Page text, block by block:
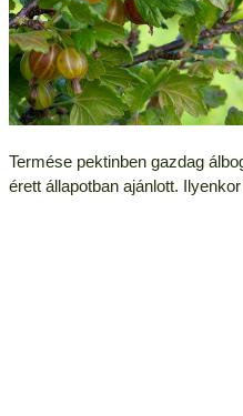
Termése pektinben gazdag
érett állapotban ajánlott.